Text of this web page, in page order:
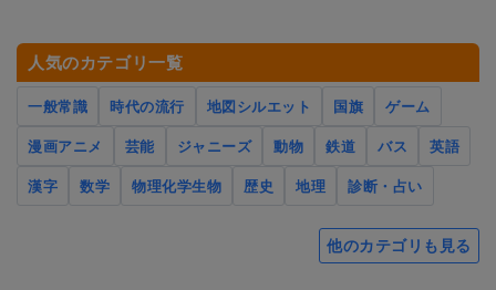
人気のカテゴリ一覧
一般常識 時代の流行 地図シルエット 国旗
ゲーム
漫画アニメ
芸能 ジャニーズ 動物 鉄道 バス
英語
漢字
数学 物理化学生物 歴史 地理 診断・占い
他のカテゴリも見る